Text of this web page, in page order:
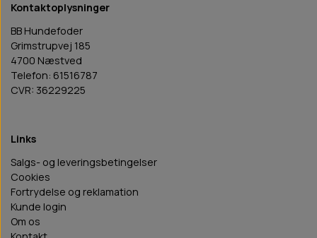
Kontaktoplysninger
BB Hundefoder
Grimstrupvej 185
4700 Næstved
Telefon: 61516787
CVR: 36229225
Links
Salgs- og leveringsbetingelser
Cookies
Fortrydelse og reklamation
Kunde login
Om os